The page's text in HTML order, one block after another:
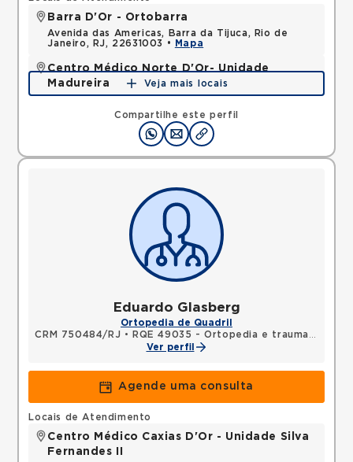
Compartilhe este perfil
Barra D'Or - Ortobarra
Avenida das Americas, Barra da Tijuca, Rio de
Janeiro, RJ, 22631003 •
Mapa
Centro Médico Norte D'Or- Unidade
Madureira
Rua Soares Caldeira, Madureira, Rio de Janeiro, RJ,
Mapa
Veja mais locais
Eduardo Glasberg
Ortopedia de Quadril
CRM 750484/RJ •
RQE 49035 - Ortopedia e traumatologia
Ver perfil
Agende uma consulta
Locais de Atendimento
Centro Médico Caxias D'Or - Unidade Silva
Fernandes II